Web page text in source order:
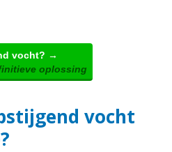
vocht? →
oplossing
vocht